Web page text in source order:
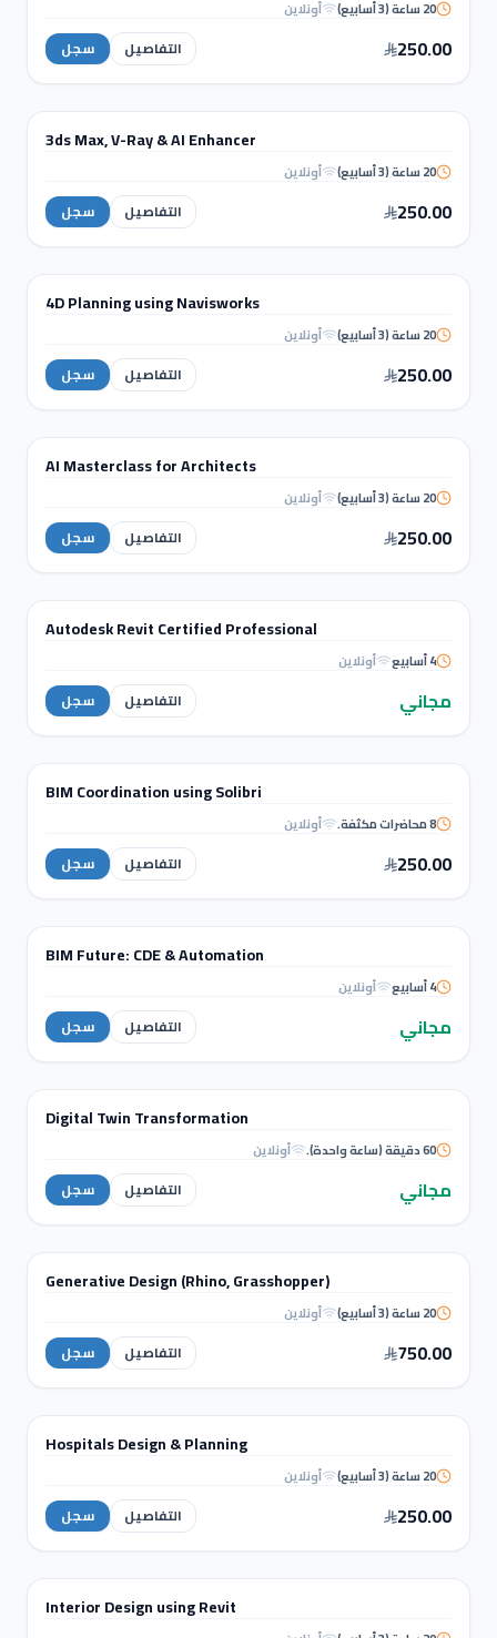
Revit Architecture
20 ساعة (3 أسابيع) أونلاين
250.00 التفاصيل سجل
3ds Max, V-Ray & AI
التصميم الداخلي والإظهار المعماري
3ds Max, V-Ray & AI Enhancer
20 ساعة (3 أسابيع) أونلاين
250.00 التفاصيل سجل
4D Planning using
الهندسة والتحليل الإنشائي
4D Planning using Navisworks
20 ساعة (3 أسابيع) أونلاين
250.00 التفاصيل سجل
AI Masterclass for
التصميم الداخلي والإظهار المعماري
AI Masterclass for Architects
20 ساعة (3 أسابيع) أونلاين
250.00 التفاصيل سجل
Autodesk Revit Certified
WORKSHOPS
Autodesk Revit Certified Professional
4 أسابيع أونلاين
مجاني التفاصيل سجل
BIM Coordination using
BIM & REVIT
BIM Coordination using Solibri
8 محاضرات مكثفة. أونلاين
250.00 التفاصيل سجل
BIM Future: CDE &
WORKSHOPS
BIM Future: CDE & Automation
4 أسابيع أونلاين
مجاني التفاصيل سجل
Digital Twin
WORKSHOPS
Digital Twin Transformation
60 دقيقة (ساعة واحدة). أونلاين
مجاني التفاصيل سجل
Generative Design (Rhino,
التصميم الداخلي والإظهار المعماري
Generative Design (Rhino, Grasshopper)
20 ساعة (3 أسابيع) أونلاين
750.00 التفاصيل سجل
Hospitals Design &
التصميم الداخلي والإظهار المعماري
Hospitals Design & Planning
20 ساعة (3 أسابيع) أونلاين
250.00 التفاصيل سجل
التصميم الداخلي والإظهار المعماري
Interior Design using Revit